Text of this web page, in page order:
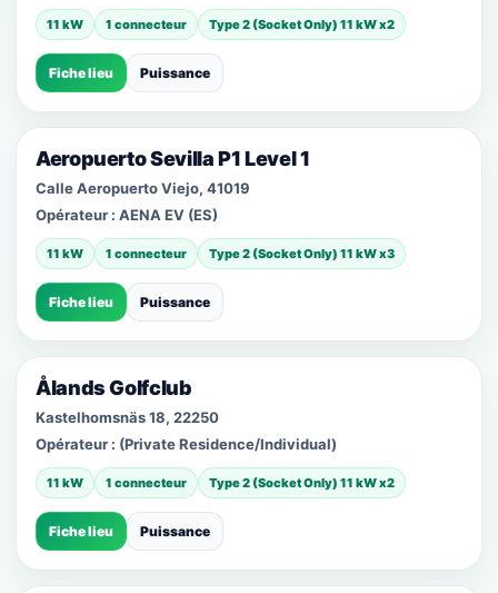
11 kW 1 connecteur Type 2 (Socket Only) 11 kW x2
Fiche lieu Puissance
Aeropuerto Sevilla P1 Level 1
Calle Aeropuerto Viejo, 41019
Opérateur : AENA EV (ES)
11 kW 1 connecteur Type 2 (Socket Only) 11 kW x3
Fiche lieu Puissance
Ålands Golfclub
Kastelhomsnäs 18, 22250
Opérateur : (Private Residence/Individual)
11 kW 1 connecteur Type 2 (Socket Only) 11 kW x2
Fiche lieu Puissance